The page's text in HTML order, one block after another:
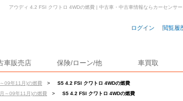
ログイン 閲覧履
車販売店 保険/ローン/他 車買取
09年11月)の燃費 >
S5 4.2 FSI クワトロ 4WDの燃費
～09年11月)の燃費 > S5 4.2 FSI クワトロ 4WDの燃費
アウディ 4.2 FSI クワトロ 4WDの燃費 | 中古車・中古車情報ならカーセンサー